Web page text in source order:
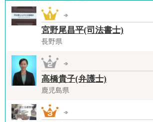
宮野尾昌平(司法書士)
長野県
高橋貴子(弁護士)
鹿児島県